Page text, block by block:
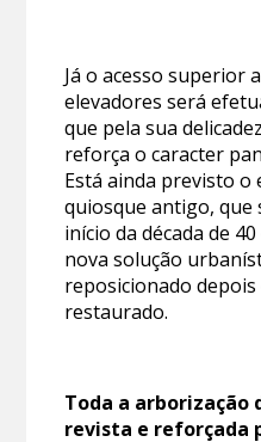
Já o acesso superior
elevadores será
que pela sua
reforça o caracter
Está ainda previsto
quiosque antigo, que
início da década de
nova solução
reposicionado
restaurado.
Toda a arborização
revista e reforçada